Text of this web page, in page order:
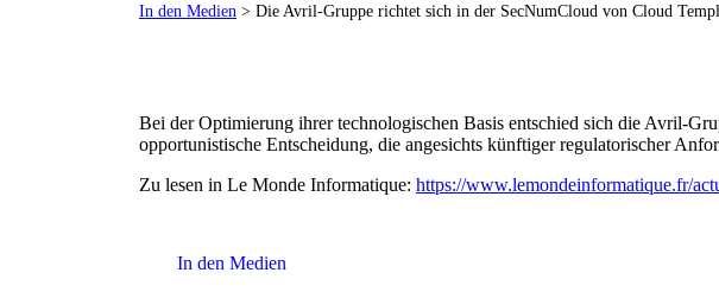
In den Medien > Die Avril-Gruppe richtet sich in der SecNumCloud von Cloud
Bei der Optimierung ihrer technologischen Basis entschied sich die Avril-
opportunistische Entscheidung, die angesichts künftiger regulatorischer
Zu lesen in Le Monde Informatique: https://www.lemondeinformatique.fr/
In den Medien